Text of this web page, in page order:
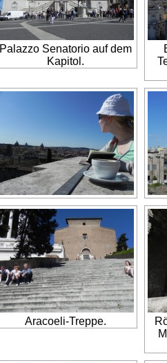
Palazzo Senatorio auf dem
Kapitol.
Aracoeli-Treppe.